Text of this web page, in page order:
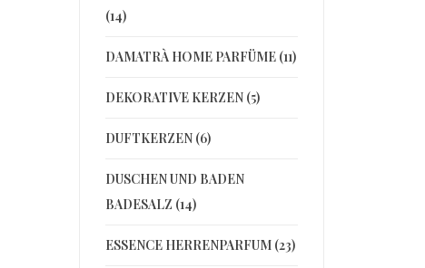
(14)
DAMATRÀ HOME PARFÜME (11)
DEKORATIVE KERZEN (5)
DUFTKERZEN (6)
DUSCHEN UND BADEN
BADESALZ (14)
ESSENCE HERRENPARFUM (23)